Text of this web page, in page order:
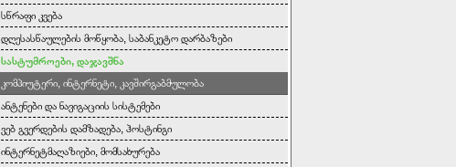
სწრაფი კვება
დღესასწაულების მოწყობა, საბანკეტო დარბაზები
სასტუმროები, დაჯავშნა
კომპიუტერი, ინტერნეტი, კავშირგაბმულობა
ანტენები და ნავიგაციის სისტემები
ვებ გვერდების დამზადება, ჰოსტინგი
ინტერნეტმაღაზიები, მომსახურება